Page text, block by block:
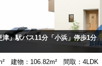
津」駅バス11分「小浜」停歩1分
建物：106.82m² 間取：4LDK